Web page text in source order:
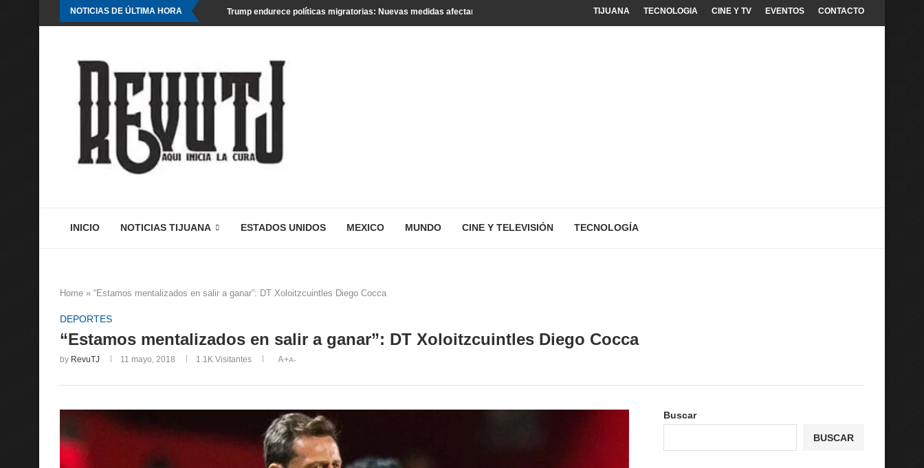
NOTICIAS DE ÚLTIMA HORA Trump endurece políticas migratorias: Nuevas medidas afectan a turistas y residentes legalesTIJUANA TECNOLOGIA CINE Y TV EVENTOS CONTACTO
INICIO NOTICIAS TIJUANA ESTADOS UNIDOS MEXICO MUNDO CINE Y TELEVISIÓN TECNOLOGÍA
Home » “Estamos mentalizados en salir a ganar”: DT Xoloitzcuintles Diego Cocca
DEPORTES
“Estamos mentalizados en salir a ganar”: DT Xoloitzcuintles Diego Cocca
by RevuTJ 11 mayo, 2018 1.1K Visitantes A+A-
Buscar
BUSCAR